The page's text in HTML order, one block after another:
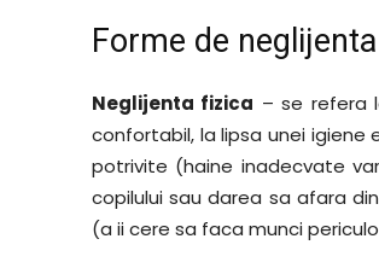
Forme de
Neglijenta fizica – se refera
confortabil, la lipsa unei
potrivite (haine inadecvate
copilului sau darea sa afara
(a ii cere sa faca munci